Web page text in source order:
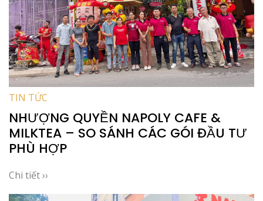
TIN TỨC
NHƯỢNG QUYỀN NAPOLY CAFE &
MILKTEA – SO SÁNH CÁC GÓI ĐẦU TƯ
PHÙ HỢP
Chi tiết ››